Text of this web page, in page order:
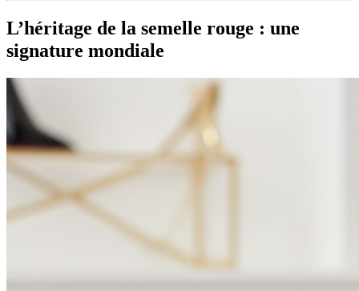
L’héritage de la semelle rouge : une
signature mondiale